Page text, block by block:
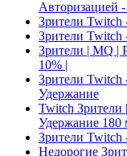
Зрители Twitch
Зрители
Зрители | MQ |
10% |
Зрители
Удержание
Twitch Зрители
Удержание 180
Зрители
Недорогие